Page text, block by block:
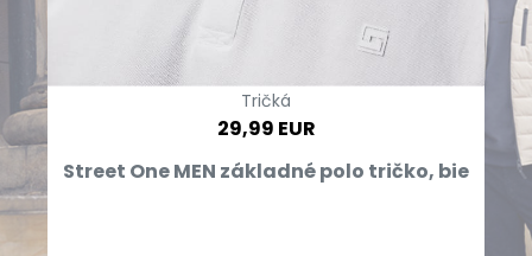
Tričká
29,99 EUR
Street One MEN základné polo tričko, bie